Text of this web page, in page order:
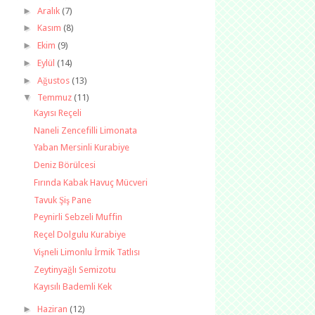
► Aralık (7)
► Kasım (8)
► Ekim (9)
► Eylül (14)
► Ağustos (13)
▼ Temmuz (11)
Kayısı Reçeli
Naneli Zencefilli Limonata
Yaban Mersinli Kurabiye
Deniz Börülcesi
Fırında Kabak Havuç Mücveri
Tavuk Şiş Pane
Peynirli Sebzeli Muffin
Reçel Dolgulu Kurabiye
Vişneli Limonlu İrmik Tatlısı
Zeytinyağlı Semizotu
Kayısılı Bademli Kek
► Haziran (12)